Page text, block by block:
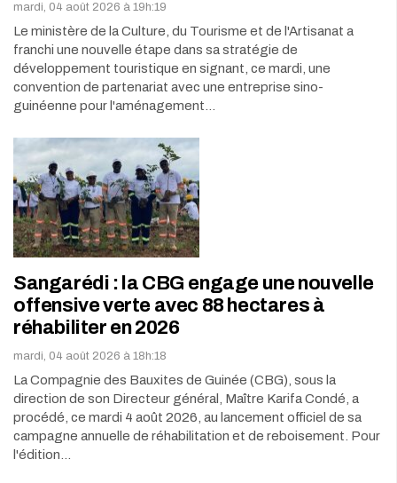
mardi, 04 août 2026 à 19h:19
Le ministère de la Culture, du Tourisme et de l'Artisanat a
franchi une nouvelle étape dans sa stratégie de
développement touristique en signant, ce mardi, une
convention de partenariat avec une entreprise sino-
guinéenne pour l'aménagement…
Sangarédi : la CBG engage une nouvelle
offensive verte avec 88 hectares à
réhabiliter en 2026
mardi, 04 août 2026 à 18h:18
La Compagnie des Bauxites de Guinée (CBG), sous la
direction de son Directeur général, Maître Karifa Condé, a
procédé, ce mardi 4 août 2026, au lancement officiel de sa
campagne annuelle de réhabilitation et de reboisement. Pour
l'édition…